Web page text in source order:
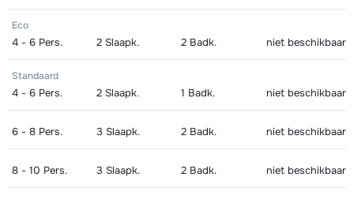
Eco
4 - 6 Pers. 2 Slaapk. 2 Badk. niet beschikbaar
Standaard
4 - 6 Pers. 2 Slaapk. 1 Badk. niet beschikbaar
6 - 8 Pers. 3 Slaapk. 2 Badk. niet beschikbaar
8 - 10 Pers. 3 Slaapk. 2 Badk. niet beschikbaar